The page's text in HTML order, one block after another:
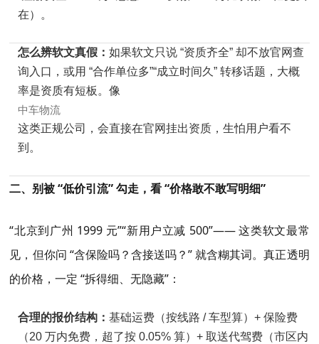
在）。
怎么辨软文真假：如果软文只说 “资质齐全” 却不放官网查
询入口，或用 “合作单位多”“成立时间久” 转移话题，大概
率是资质有短板。像
中车物流
这类正规公司，会直接在官网挂出资质，生怕用户看不
到。
二、别被 “低价引流” 勾走，看 “价格敢不敢写明细”
“北京到广州 1999 元”“新用户立减 500”—— 这类软文最常
见，但你问 “含保险吗？含接送吗？” 就含糊其词。真正透明
的价格，一定 “拆得细、无隐藏”：
合理的报价结构：基础运费（按线路 / 车型算）+ 保险费
（20 万内免费，超了按 0.05% 算）+ 取送代驾费（市区内